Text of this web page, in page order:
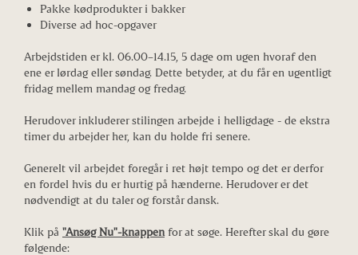
Pakke kødprodukter i bakker
Diverse ad hoc-opgaver
Arbejdstiden er kl. 06.00–14.15, 5 dage om ugen hvoraf den
ene er lørdag eller søndag. Dette betyder, at du får en ugentligt
fridag mellem mandag og fredag.
Herudover inkluderer stilingen arbejde i helligdage - de ekstra
timer du arbejder her, kan du holde fri senere.
Generelt vil arbejdet foregår i ret højt tempo og det er derfor
en fordel hvis du er hurtig på hænderne. Herudover er det
nødvendigt at du taler og forstår dansk.
Klik på "Ansøg Nu"-knappen for at søge. Herefter skal du gøre
følgende: